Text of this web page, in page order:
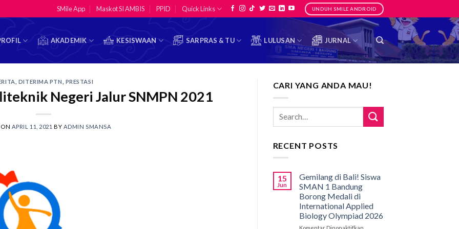
SMile App Maskot SI AMBIS PPID Quick Links UNDUH SMILE ANDROID
AKADEMIK KESISWAAN SARPRAS & TU LULUSAN JURNAL
DITERIMA PTN PRESTASI
Negeri Jalur SNMPN 2021
ON APRIL 11, 2021 BY ADMIN SMANSA
CARI YANG ANDA MAU!
RECENT POSTS
15
Jun
Gemilang di Bali! Siswa
SMAN 1 Bandung
Borong Medali di
International Applied
Biology Olympiad 2026